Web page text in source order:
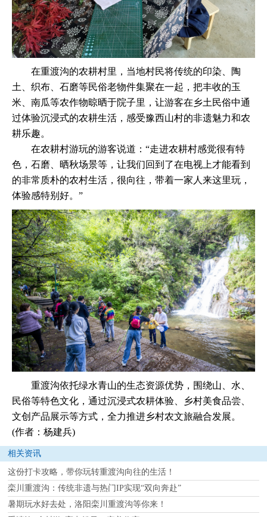
在重渡沟的农耕村里，当地村民将传统的印染、陶
土、织布、石磨等民俗老物件集聚在一起，把丰收的玉
米、南瓜等农作物晾晒于院子里，让游客在乡土民俗中通
过体验沉浸式的农耕生活，感受豫西山村的非遗魅力和农
耕乐趣。
在农耕村游玩的游客说道：“走进农耕村感觉很有特
色，石磨、晒秋场景等，让我们回到了在电视上才能看到
的非常质朴的农村生活，很向往，带着一家人来这里玩，
体验感特别好。”
重渡沟依托绿水青山的生态资源优势，围绕山、水、
民俗等特色文化，通过沉浸式农耕体验、乡村美食品尝、
文创产品展示等方式，全力推进乡村农文旅融合发展。
(作者：杨建兵)
相关资讯
这份打卡攻略，带你玩转重渡沟向往的生活！
栾川重渡沟：传统非遗与热门IP实现“双向奔赴”
暑期玩水好去处，洛阳栾川重渡沟等你来！